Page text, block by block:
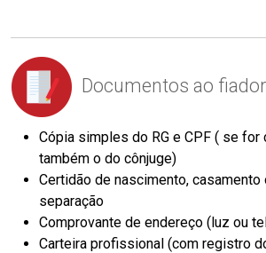
Documentos ao
Cópia simples do RG e CPF ( se for
também o do cônjuge)
Certidão de nascimento, casamento
separação
Comprovante de endereço (luz ou
Carteira profissional (com registro